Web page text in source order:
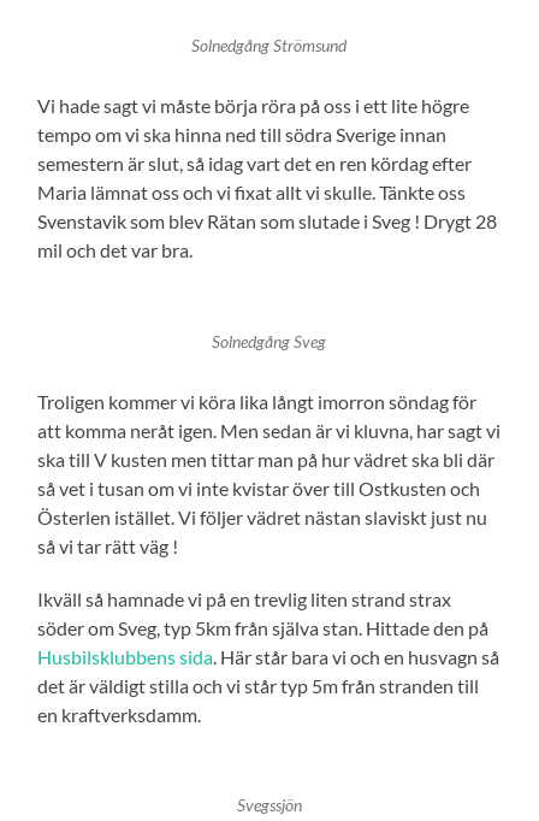
Solnedgång Strömsund
Vi hade sagt vi måste börja röra på oss i ett lite högre
tempo om vi ska hinna ned till södra Sverige innan
semestern är slut, så idag vart det en ren kördag efter
Maria lämnat oss och vi fixat allt vi skulle. Tänkte oss
Svenstavik som blev Rätan som slutade i Sveg ! Drygt 28
mil och det var bra.
Solnedgång Sveg
Troligen kommer vi köra lika långt imorron söndag för
att komma neråt igen. Men sedan är vi kluvna, har sagt vi
ska till V kusten men tittar man på hur vädret ska bli där
så vet i tusan om vi inte kvistar över till Ostkusten och
Österlen istället. Vi följer vädret nästan slaviskt just nu
så vi tar rätt väg !
Ikväll så hamnade vi på en trevlig liten strand strax
söder om Sveg, typ 5km från själva stan. Hittade den på
Husbilsklubbens sida . Här står bara vi och en husvagn så
det är väldigt stilla och vi står typ 5m från stranden till
en kraftverksdamm.
Svegssjön